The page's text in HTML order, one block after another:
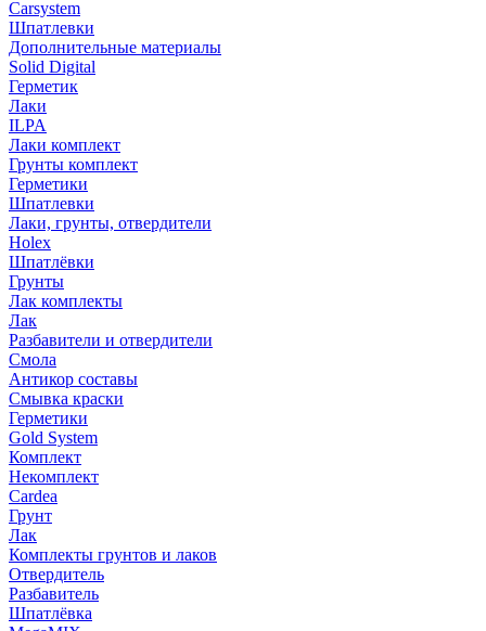
Carsystem
Шпатлевки
Дополнительные материалы
Solid Digital
Герметик
Лаки
ILPA
Лаки комплект
Грунты комплект
Герметики
Шпатлевки
Лаки, грунты, отвердители
Holex
Шпатлёвки
Грунты
Лак комплекты
Лак
Разбавители и отвердители
Смола
Антикор составы
Смывка краски
Герметики
Gold System
Комплект
Некомплект
Cardea
Грунт
Лак
Комплекты грунтов и лаков
Отвердитель
Разбавитель
Шпатлёвка